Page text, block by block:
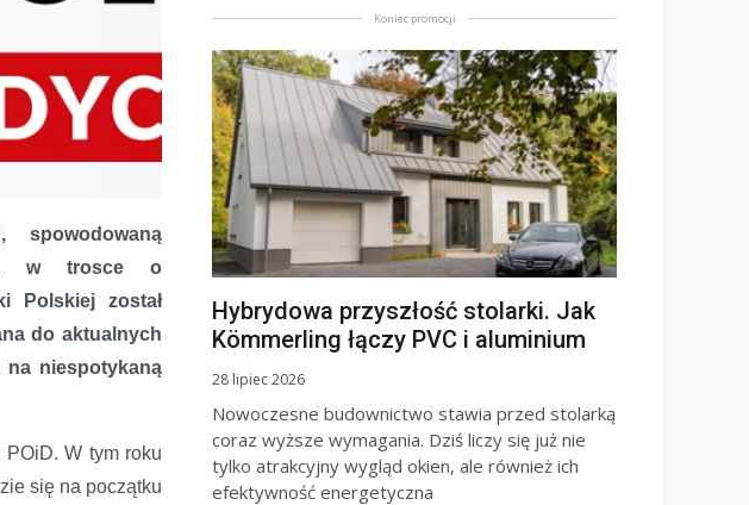
2, w trosce o
Polskiej został
do aktualnych
na niespotykaną
W tym roku
się na początku
Koniec promocji
Hybrydowa przyszłość stolarki. Jak
Kömmerling łączy PVC i aluminium
28 lipiec 2026
Nowoczesne budownictwo stawia przed stolarką
coraz wyższe wymagania. Dziś liczy się już nie
tylko atrakcyjny wygląd okien, ale również ich
efektywność energetyczna